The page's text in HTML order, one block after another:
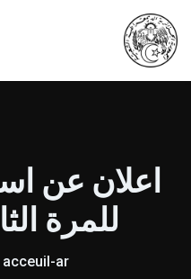
للمرة
acceuil-ar